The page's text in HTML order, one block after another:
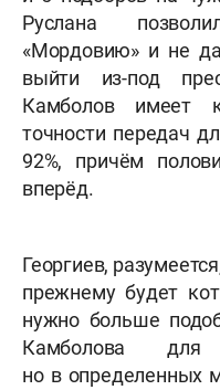
Руслана
«Мордовию» и не
выйти из-под
Камболов имеет
точности передач
92%, причём
вперёд.
Георгиев,
прежнему будет
нужно больше
Камболова для
но в определенных